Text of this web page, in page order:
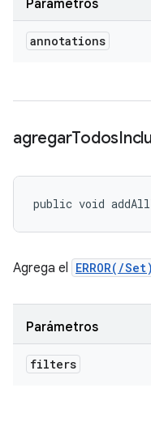
Parámetros
annotations
agregarTodos
public void
Agrega el ERROR(/Set)
Parámetros
filters